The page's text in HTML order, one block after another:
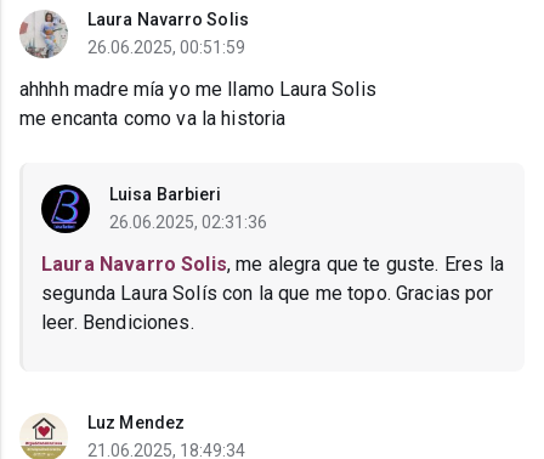
Laura Navarro Solis
26.06.2025, 00:51:59
ahhhh madre mía yo me llamo Laura Solis
me encanta como va la historia
Luisa Barbieri
26.06.2025, 02:31:36
Laura Navarro Solis, me alegra que te guste. Eres la
segunda Laura Solís con la que me topo. Gracias por
leer. Bendiciones.
Luz Mendez
21.06.2025, 18:49:34